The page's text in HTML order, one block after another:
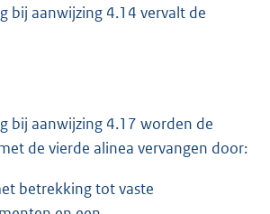
bij aanwijzing 4.14 vervalt de
bij aanwijzing 4.17 worden de
de vierde alinea vervangen door:
betrekking tot vaste